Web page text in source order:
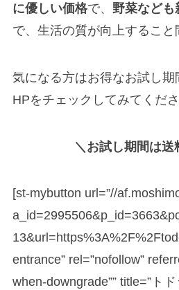
に優しい価格で、 野菜なども
で、生活の質が向上すること
気になる方はお得なお試し
HPをチェックしてみてくださ
＼お試し期間は送
[st-mybutton url=”//
entrance” rel=”nofollow”
when-downgrade”” title=”ト